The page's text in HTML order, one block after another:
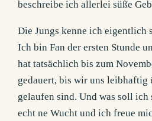
beschreibe ich allerlei süße
Die Jungs kenne ich eigentlich
Ich bin Fan der ersten Stunde
hat tatsächlich bis zum
gedauert, bis wir uns leibhaftig
gelaufen sind. Und was soll ich
echt ne Wucht und ich freue